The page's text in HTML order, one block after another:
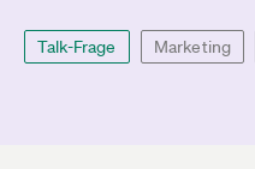
Talk-Frage Marketing